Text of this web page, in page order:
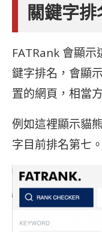
關鍵字
FATRank 會顯
鍵字排名，會顯
置的網頁，相當
例如這裡顯示貓
字目前排名第七。